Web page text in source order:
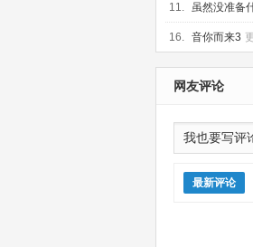
11. 虽然没准备
新260515
16. 音你而来3
活局
网友评论
最新评论